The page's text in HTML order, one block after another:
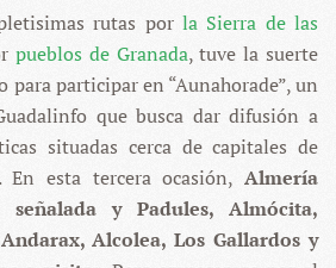
rutas por la Sierra de las
pueblos de Granada, tuve la suerte
para participar en “Aunahorade”, un
que busca dar difusión a
situadas cerca de capitales de
En esta tercera ocasión, Almería
y Padules, Almócita,
Alcolea, Los Gallardos y